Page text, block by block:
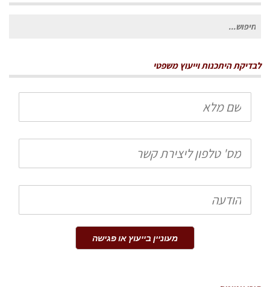
חיפוש
לבדיקת היתכנות וייעוץ משפטי
שם
מלא
טלפון
הודעה
מעוניין בייעוץ או פגישה